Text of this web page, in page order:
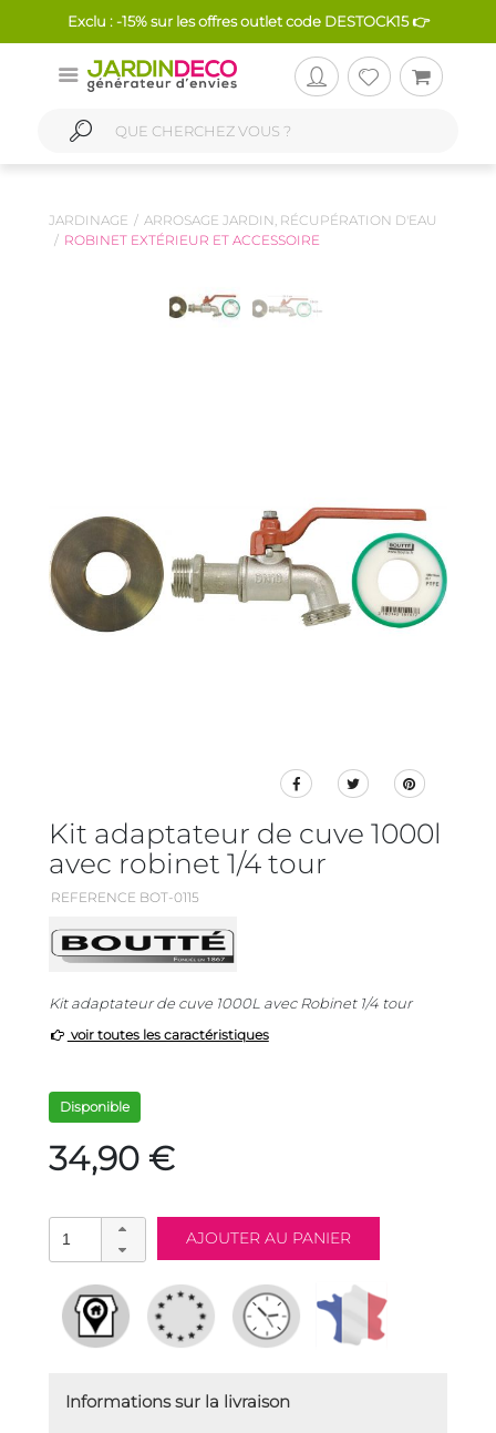
Exclu : -15% sur les offres outlet code DESTOCK15 👉
JARDINAGE
ARROSAGE JARDIN, RÉCUPÉRATION D'EAU
ROBINET EXTÉRIEUR ET ACCESSOIRE
Kit adaptateur de cuve 1000l
avec robinet 1/4 tour
REFERENCE BOT-0115
Kit adaptateur de cuve 1000L avec Robinet 1/4 tour
voir toutes les caractéristiques
Disponible
34,90 €
Informations sur la livraison